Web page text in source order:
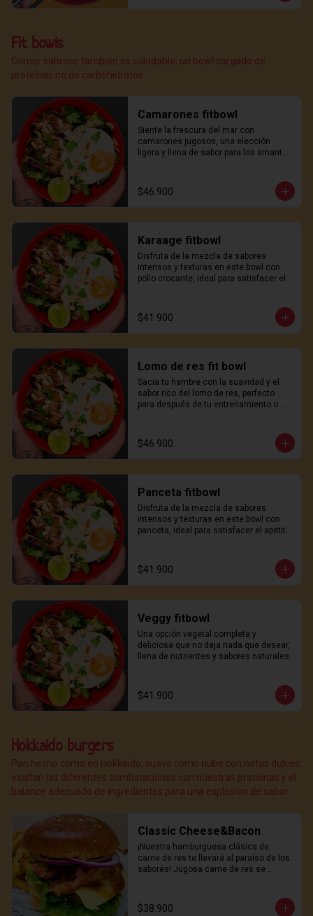
Fit bowls
Comer sabroso también es saludable; un bowl cargado de
proteínas no de carbohidratos
Camarones fitbowl
Siente la frescura del mar con
camarones jugosos, una elección
ligera y llena de sabor para los amantes
$46.900
Karaage fitbowl
Disfruta de la mezcla de sabores
intensos y texturas en este bowl con
pollo crocante, ideal para satisfacer el
$41.900
Lomo de res fit bowl
Sacia tu hambre con la suavidad y el
sabor rico del lomo de res, perfecto
para después de tu entrenamiento o
$46.900
Panceta fitbowl
Disfruta de la mezcla de sabores
intensos y texturas en este bowl con
panceta, ideal para satisfacer el apetito
$41.900
Veggy fitbowl
Una opción vegetal completa y
deliciosa que no deja nada que desear,
llena de nutrientes y sabores naturales.
$41.900
Hokkaido burgers
Pan hecho como en Hokkaido, suave como nube con notas dulces;
exaltan las diferentes combinaciones con nuestras proteínas y el
balance adecuado de ingredientes para una explosión de sabor
Classic Cheese&Bacon
¡Nuestra hamburguesa clásica de
carne de res te llevará al paraíso de los
sabores! Jugosa carne de res se
suave pan hokkaido y coronado con
nuestra deliciosa salsa de la casa.
$38.900